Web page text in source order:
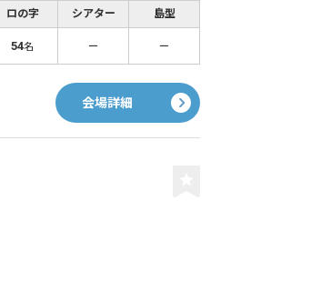
ロの字 シアター 島型
54名 － －
会場詳細